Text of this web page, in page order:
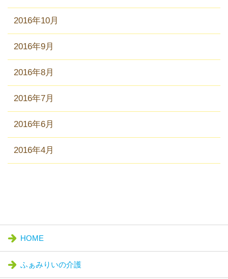
2016年10月
2016年9月
2016年8月
2016年7月
2016年6月
2016年4月
HOME
ふぁみりいの介護